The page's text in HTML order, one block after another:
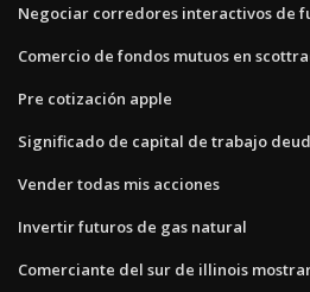
Negociar corredores interactivos de
Comercio de fondos mutuos en
Pre cotización apple
Significado de capital de trabajo
Vender todas mis acciones
Invertir futuros de gas natural
Comerciante del sur de illinois